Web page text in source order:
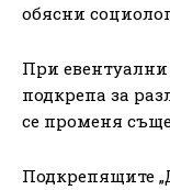
обясни
При
подкрепа за
се променя
Подкрепящите